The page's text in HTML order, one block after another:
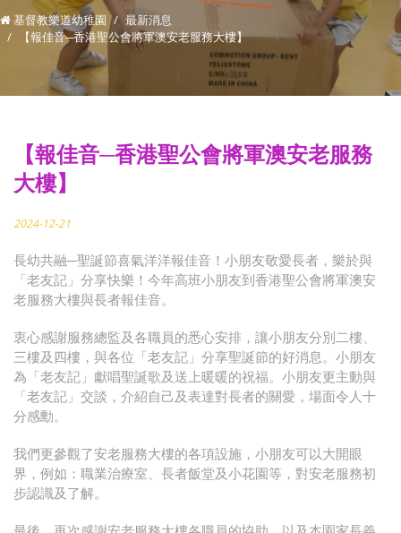
基督教樂道幼稚園
最新消息
【報佳音─香港聖公會將軍澳安老服務大樓】
【報佳音─香港聖公會將軍澳安老服務
大樓】
2024-12-21
長幼共融─聖誕節喜氣洋洋報佳音！小朋友敬愛長者，樂於與
「老友記」分享快樂！今年高班小朋友到香港聖公會將軍澳安
老服務大樓與長者報佳音。
衷心感謝服務總監及各職員的悉心安排，讓小朋友分別二樓、
三樓及四樓，與各位「老友記」分享聖誕節的好消息。小朋友
為「老友記」獻唱聖誕歌及送上暖暖的祝福。小朋友更主動與
「老友記」交談，介紹自己及表達對長者的關愛，場面令人十
分感勳。
我們更參觀了安老服務大樓的各項設施，小朋友可以大開眼
界，例如：職業治療室、長者飯堂及小花園等，對安老服務初
步認識及了解。